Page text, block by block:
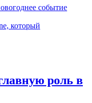
событие
который
роль в